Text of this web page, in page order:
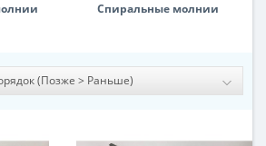
Спиральные молнии